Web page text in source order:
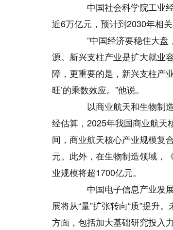
中国社会科学院工业经
近6万亿元，预计到2030年相
“中国经济要稳住大盘
源。新兴支柱产业是扩大就业
障，更重要的是，新兴支柱产
旺’的乘数效应。”他说。
以商业航天和生物制造
经估算，2025年我国商业航天
间，商业航天核心产业规模复
元。此外，在生物制造领域，
业规模将超1700亿元。
中国电子信息产业发展
展将从“量”扩张转向“质”提升
方面，包括加大基础研究投入